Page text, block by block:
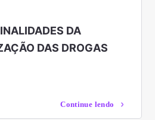
DA
DAS DROGAS
Continue lendo